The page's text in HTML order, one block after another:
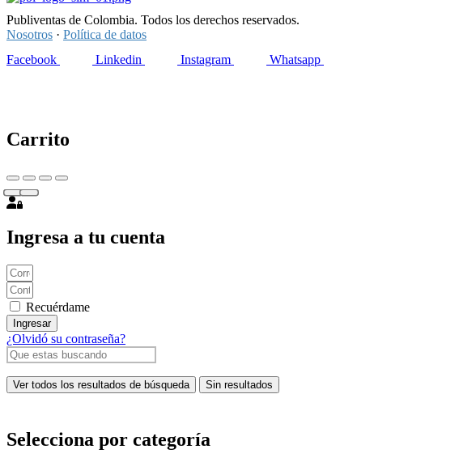
Publiventas de Colombia. Todos los derechos reservados.
Nosotros · Política de datos
Facebook
Linkedin Instagram Whatsapp
Carrito
Ingresa a tu cuenta
Recuérdame
Ingresar
¿Olvidó su contraseña?
Ver todos los resultados de búsqueda Sin resultados
Selecciona por categoría